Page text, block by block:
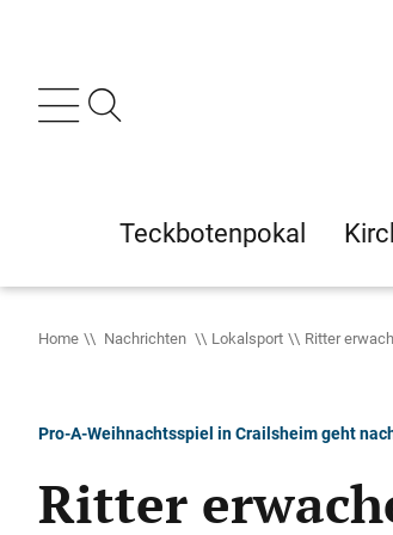
Teckbotenpokal
Home Nachrichten Lokalsport Ritter
Pro-A-Weihnachtsspiel in Crailsheim geht
Ritter